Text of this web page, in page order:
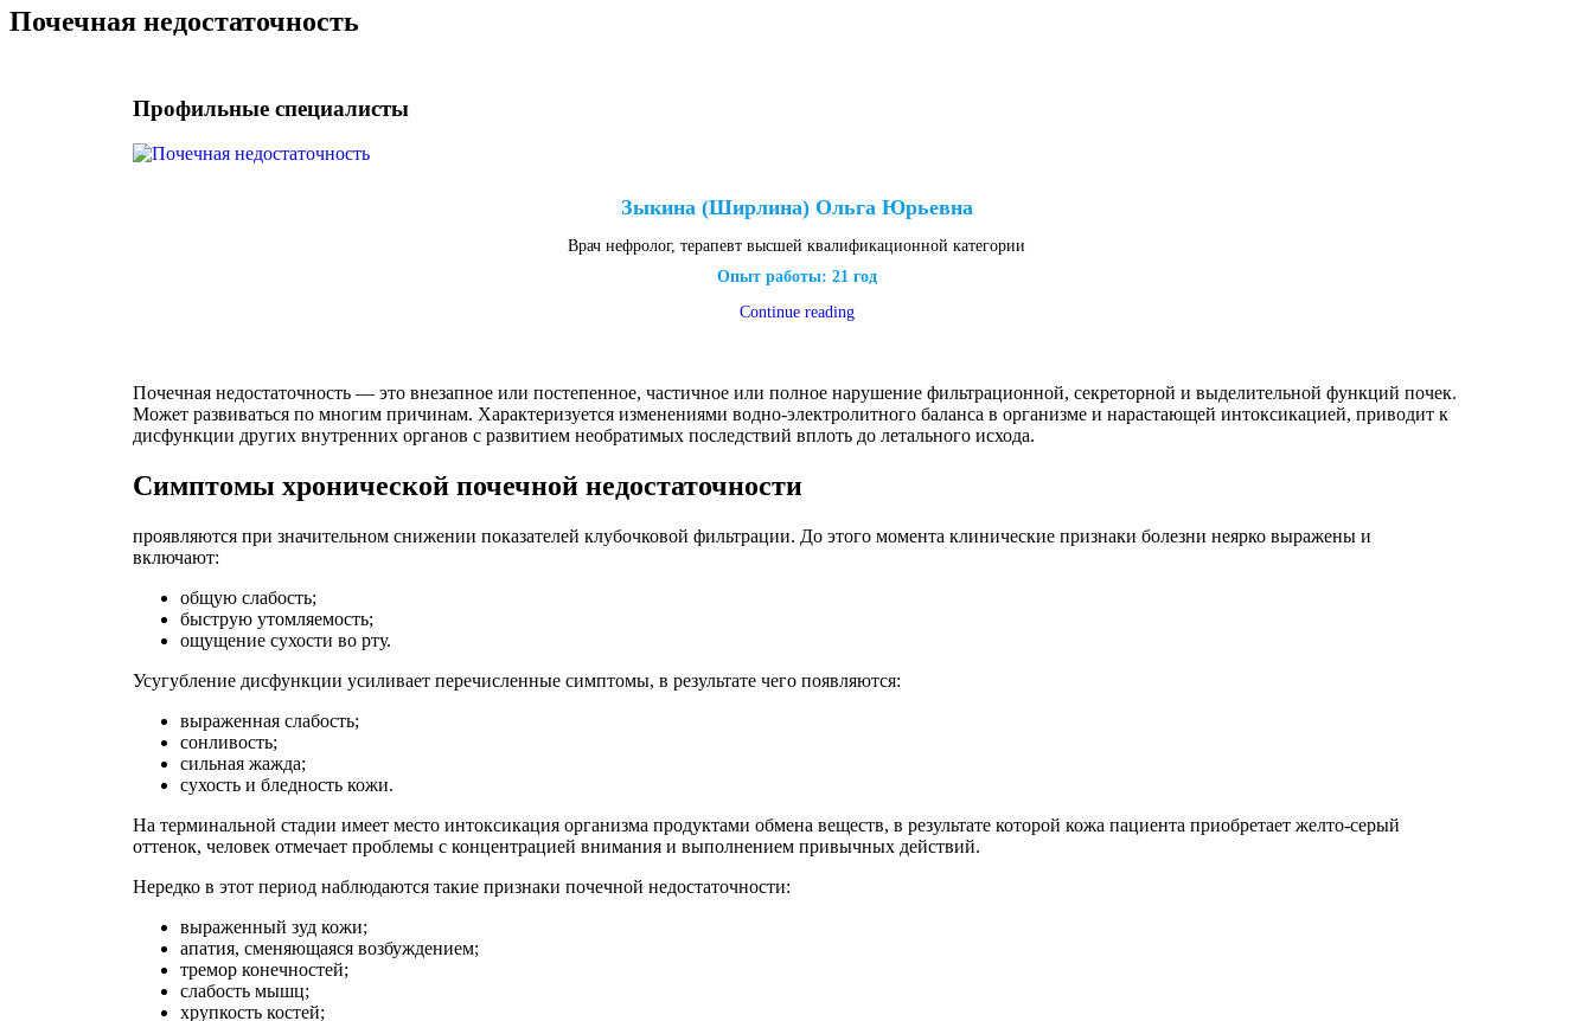
Почечная недостаточность
Профильные специалисты
Зыкина (Ширлина) Ольга Юрьевна
Врач нефролог, терапевт высшей квалификационной категории
Опыт работы: 21 год
Continue reading
Почечная недостаточность — это внезапное или постепенное, частичное или полное нарушение фильтрационной, секреторной и выделительной функций почек.
Может развиваться по многим причинам. Характеризуется изменениями водно-электролитного баланса в организме и нарастающей интоксикацией, приводит к
дисфункции других внутренних органов с развитием необратимых последствий вплоть до летального исхода.
Симптомы хронической почечной недостаточности
проявляются при значительном снижении показателей клубочковой фильтрации. До этого момента клинические признаки болезни неярко выражены и
включают:
общую слабость;
быструю утомляемость;
ощущение сухости во рту.
Усугубление дисфункции усиливает перечисленные симптомы, в результате чего появляются:
выраженная слабость;
сонливость;
сильная жажда;
сухость и бледность кожи.
На терминальной стадии имеет место интоксикация организма продуктами обмена веществ, в результате которой кожа пациента приобретает желто-серый
оттенок, человек отмечает проблемы с концентрацией внимания и выполнением привычных действий.
Нередко в этот период наблюдаются такие признаки почечной недостаточности:
выраженный зуд кожи;
апатия, сменяющаяся возбуждением;
тремор конечностей;
слабость мышц;
хрупкость костей;